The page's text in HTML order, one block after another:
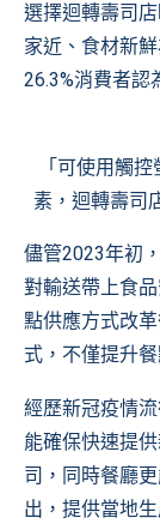
選擇迴轉壽司
家近、食材新
26.3%消費者認
「可使用觸
素，迴轉壽司
儘管2023年初
對輸送帶上食
點供應方式改
式，不僅提升
經歷新冠疫情
能確保快速提
司，同時餐廳
出，提供當地